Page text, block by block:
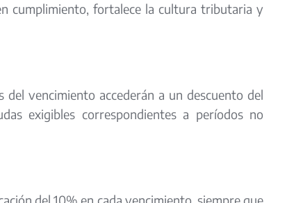
cumplimiento, fortalece la cultura tributaria y
vencimiento accederán a un descuento del
exigibles correspondientes a períodos no